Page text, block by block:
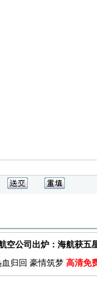
空公司出炉：海航获五
归回 豪情筑梦 高清免